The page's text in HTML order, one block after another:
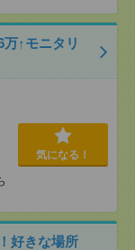
↑モニタリ
気になる！
好きな場所